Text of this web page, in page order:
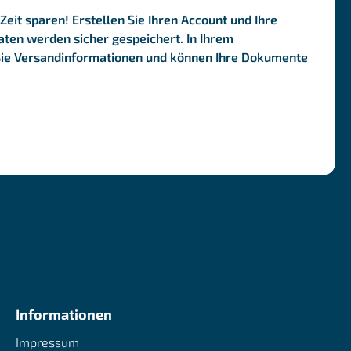
sparen! Erstellen Sie Ihren Account und Ihre
werden sicher gespeichert. In Ihrem
Versandinformationen und können Ihre Dokumente
Informationen
Impressum